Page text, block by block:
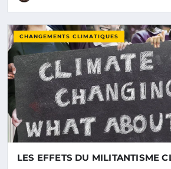
CHANGEMENTS CLIMATIQUES
LES EFFETS DU MILITANTISME